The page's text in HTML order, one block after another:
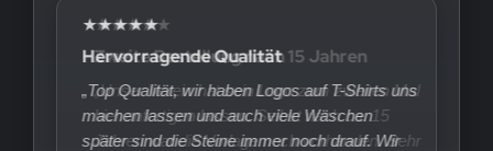
★★★★★
Hervorragende Qualität
„Top Qualität, wir haben Logos auf T-Shirts uns
machen lassen und auch viele Wäschen
später sind die Steine immer noch drauf. Wir